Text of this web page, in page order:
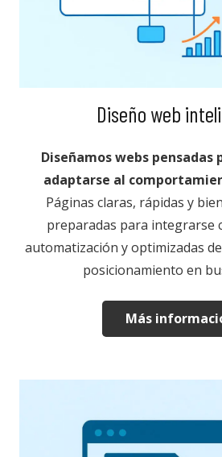
Diseño web
Diseñamos webs
adaptarse al
Páginas claras, rápidas y
preparadas para integrarse
automatización y optimizadas
posicionamiento en
Más